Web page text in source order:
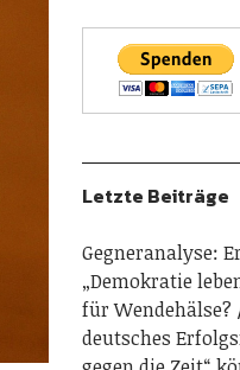
Letzte Beiträge
Gegneranalyse:
„Demokratie
für Wendehälse?
deutsches